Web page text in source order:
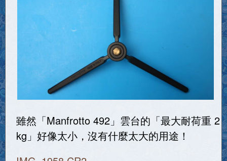
雖然「Manfrotto 492」雲台的「最大耐荷重 2
kg」好像太小，沒有什麼太大的用途！